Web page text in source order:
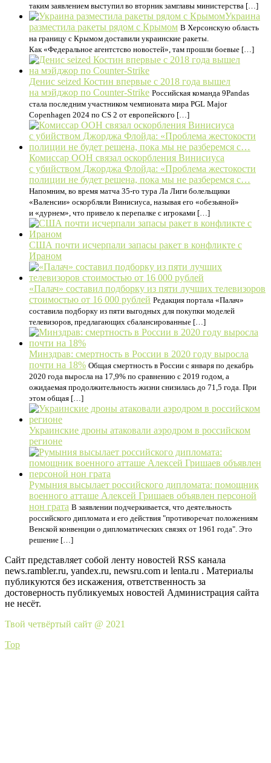
таким заявлением выступил во вторник замглавы министерства […]
Украина
разместила ракеты рядом с Крымом В Херсонскую область
на границу с Крымом доставили украинские ракеты.
Как «Федеральное агентстсво новостей», там прошли боевые […]
Денис seized Костин впервые с 2018 года вышел
на мэйджор по Counter-Strike Российская команда 9Pandas
стала последним участником чемпионата мира PGL Major
Copenhagen 2024 по CS 2 от европейского […]
Комиссар ООН связал оскорбления Винисиуса
с убийством Джорджа Флойда: «Проблема жестокости
полиции не будет решена, пока мы не разберемся с…
Напомним, во время матча 35-го тура Ла Лиги болельщики
«Валенсии» оскорбляли Винисиуса, называя его «обезьяной»
и «дурнем», что привело к перепалке с игроками […]
США почти исчерпали запасы ракет в конфликте с
Ираном
«Палач» составил подборку из пяти лучших телевизоров
стоимостью от 16 000 рублей Редакция портала «Палач»
составила подборку из пяти выгодных для покупки моделей
телевизоров, предлагающих сбалансированные […]
Минздрав: смертность в России в 2020 году выросла
почти на 18% Общая смертность в России с января по декабрь
2020 года выросла на 17,9% по сравнению с 2019 годом, а
ожидаемая продолжительность жизни снизилась до 71,5 года. При
этом общая […]
Украинские дроны атаковали аэродром в российском
регионе
Румыния высылает российского дипломата: помощник
военного атташе Алексей Гришаев объявлен персоной
нон грата В заявлении подчеркивается, что деятельность
российского дипломата и его действия "противоречат положениям
Венской конвенции о дипломатических связях от 1961 года". Это
решение […]
Сайт представляет собой ленту новостей RSS канала
news.rambler.ru, yandex.ru, newsru.com и lenta.ru . Материалы
публикуются без искажения, ответственность за
достоверность публикуемых новостей Администрация сайта
не несёт.
Твой четвёртый сайт @ 2021
Top